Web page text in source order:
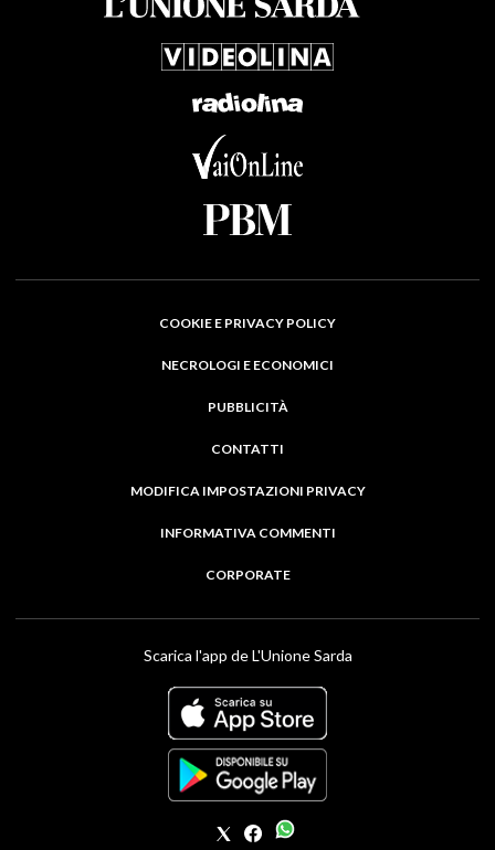
COOKIE E PRIVACY POLICY
NECROLOGI E ECONOMICI
PUBBLICITÀ
CONTATTI
MODIFICA IMPOSTAZIONI PRIVACY
INFORMATIVA COMMENTI
CORPORATE
Scarica l'app de L'Unione Sarda